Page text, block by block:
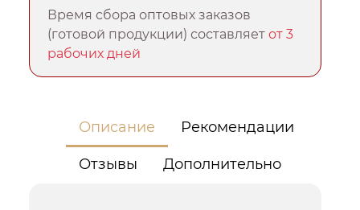
Время сбора оптовых заказов
(готовой продукции) составляетот 3
рабочих дней
Описание Рекомендации
Отзывы Дополнительно